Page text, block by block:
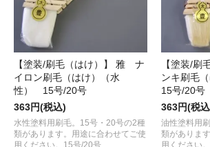
【塗装/刷毛（はけ）】 雅 ナ
イロン刷毛（はけ）（水
性） 15号/20号
363円(税込)
水性塗料用刷毛。15号・20号の2種
類があります。用途に合わせてご使
用ください。15号/20号
【塗装/
ンキ刷毛
15号/20号
363円(税
油性塗料用
類がありま
用ください